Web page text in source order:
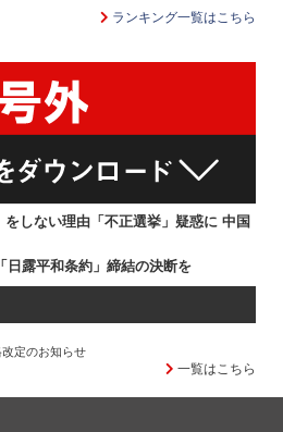
ランキング一覧はこちら
をしない理由「不正選挙」疑惑に 中国
日露平和条約」締結の決断を
定のお知らせ
一覧はこちら